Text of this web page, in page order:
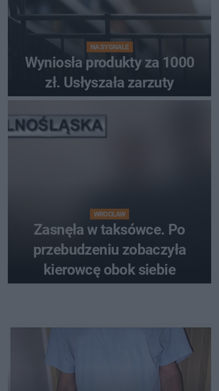
NA SYGNALE
Wyniosła produkty za 1000
zł. Usłyszała zarzuty
WROCŁAW
Zasnęła w taksówce. Po
przebudzeniu zobaczyła
kierowcę obok siebie